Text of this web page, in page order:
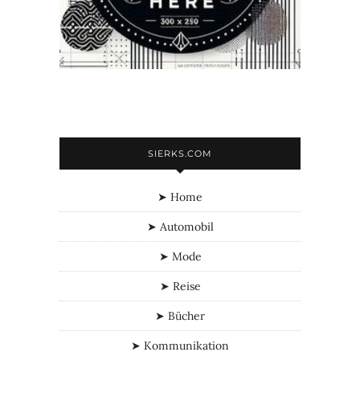
SIERKS.COM
➤ Home
➤ Automobil
➤ Mode
➤ Reise
➤ Bücher
➤ Kommunikation